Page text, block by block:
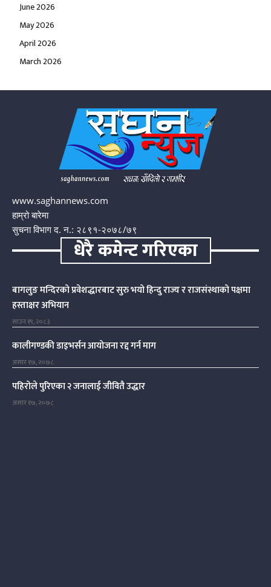
June 2026
May 2026
April 2026
March 2026
www.saghannews.com
हाम्रो बारेमा
सुचना विभाग द. न.: २८९१-२०७८/७९
धेरै कमेन्ट गरिएका
बागलुङ मन्दिरको प्रवेशद्धारबाट सुरु भयो हिन्दु राज्य र राजसंस्थाको पक्षमा
हस्ताक्षर अभियान
साउन १९, २०८३
कालीगण्डकी डाइभर्सन आयोजना रद्द गर्न माग
असार १७, २०७८
पहिरोले पुरिएका २ जनालाई जीवितै उद्धार
असार १७, २०७८